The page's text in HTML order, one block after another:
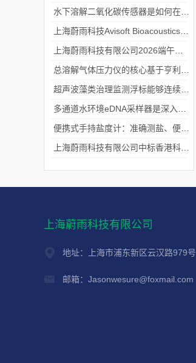
上海蔚雨科技有限公司
地址：上海市浦东新区云汉路979号
邮箱：Jasonwesure@foxmail.com